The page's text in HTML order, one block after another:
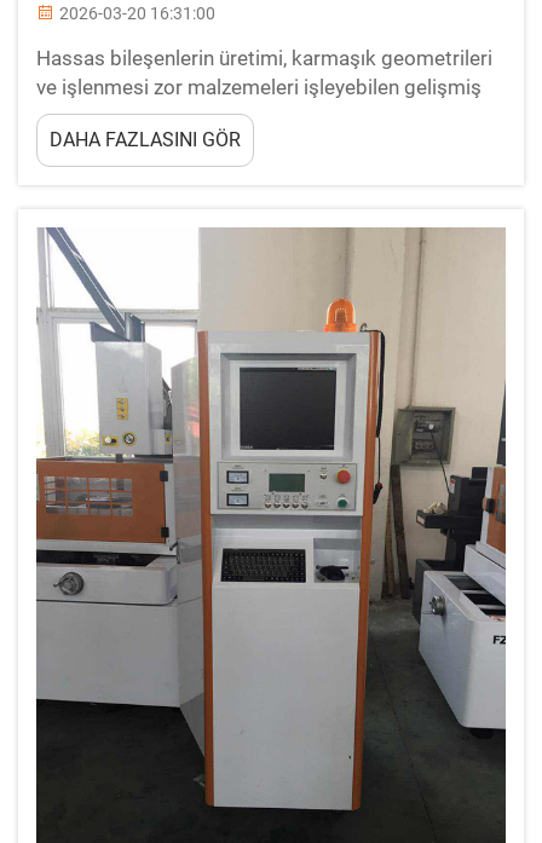
2026-03-20 16:31:00
Hassas bileşenlerin üretimi, karmaşık geometrileri
ve işlenmesi zor malzemeleri işleyebilen gelişmiş
imalat teknolojileri gerektirir. EDM delme makinesi,
elektrik deşarjı ile imalat alanında bir çığır açan bir
teknolojidir ve eşsiz...
DAHA FAZLASINI GÖR